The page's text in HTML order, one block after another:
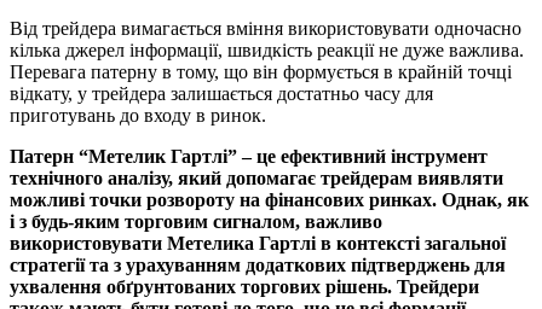
Від трейдера вимагається вміння використовувати одночасно
кілька джерел інформації, швидкість реакції не дуже важлива.
Перевага патерну в тому, що він формується в крайній точці
відкату, у трейдера залишається достатньо часу для
приготувань до входу в ринок.
Патерн “Метелик Гартлі” – це ефективний інструмент
технічного аналізу, який допомагає трейдерам виявляти
можливі точки розвороту на фінансових ринках. Однак, як
і з будь-яким торговим сигналом, важливо
використовувати Метелика Гартлі в контексті загальної
стратегії та з урахуванням додаткових підтверджень для
ухвалення обґрунтованих торгових рішень. Трейдери